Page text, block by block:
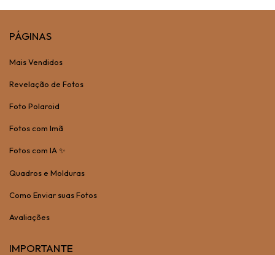
PÁGINAS
Mais Vendidos
Revelação de Fotos
Foto Polaroid
Fotos com Imã
Fotos com IA ✨
Quadros e Molduras
Como Enviar suas Fotos
Avaliações
IMPORTANTE